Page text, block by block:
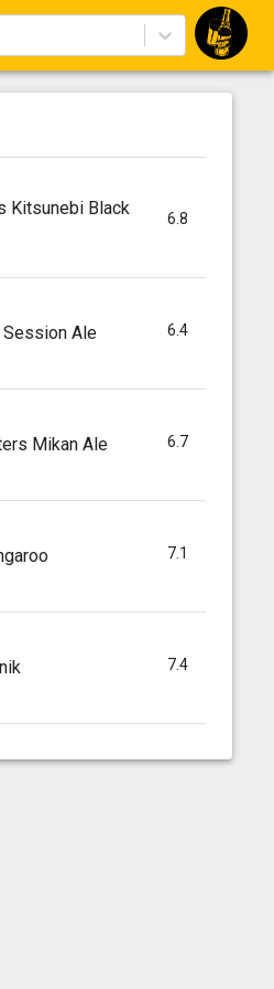
Kitsunebi Black
6.8
Session Ale 6.4
Mikan Ale 6.7
7.1
7.4